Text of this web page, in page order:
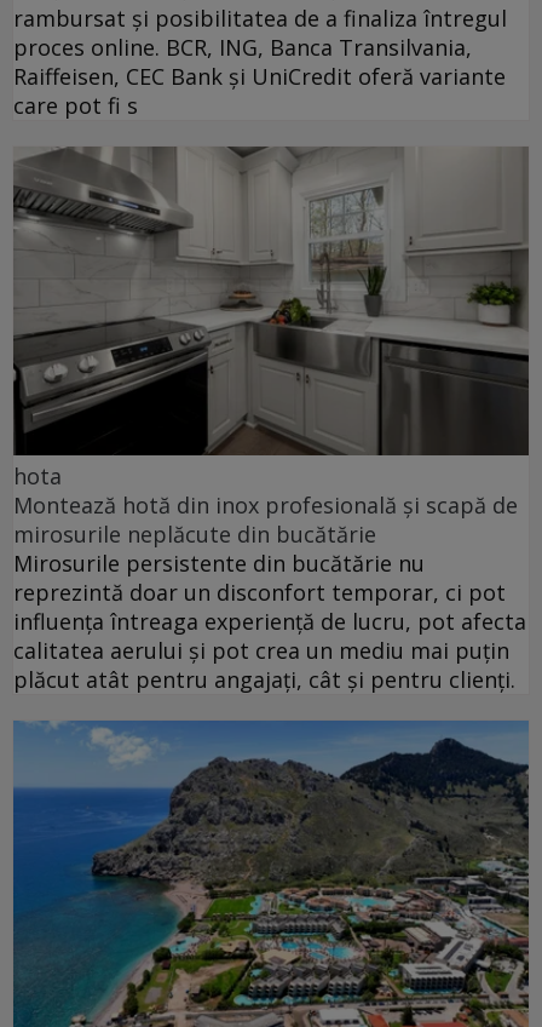
rambursat și posibilitatea de a finaliza întregul
proces online. BCR, ING, Banca Transilvania,
Raiffeisen, CEC Bank și UniCredit oferă variante
care pot fi s
hota
Montează hotă din inox profesională și scapă de
mirosurile neplăcute din bucătărie
Mirosurile persistente din bucătărie nu
reprezintă doar un disconfort temporar, ci pot
influența întreaga experiență de lucru, pot afecta
calitatea aerului și pot crea un mediu mai puțin
plăcut atât pentru angajați, cât și pentru clienți.